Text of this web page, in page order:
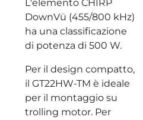
L'elemento CHIRP
DownVü (455/800 kHz)
ha una classificazione
di potenza di 500 W.
Per il design compatto,
il GT22HW-TM è ideale
per il montaggio su
trolling motor. Per